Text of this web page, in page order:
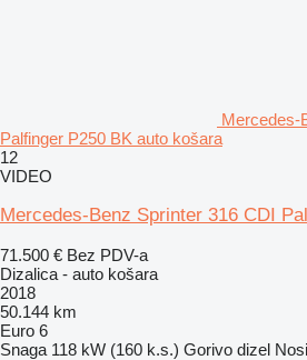
Mercedes-
Palfinger P250 BK auto košara
12
VIDEO
Mercedes-Benz Sprinter 316 CDI
71.500 € Bez PDV-a
Dizalica - auto košara
2018
50.144 km
Euro 6
Snaga 118 kW (160 k.s.) Gorivo dizel